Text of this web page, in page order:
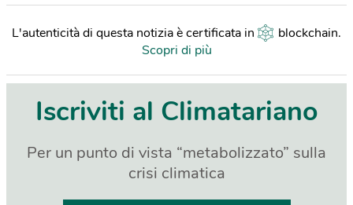
L'autenticità di questa notizia è certificata in blockchain.
Scopri di più
Iscriviti al Climatariano
Per un punto di vista “metabolizzato” sulla
crisi climatica